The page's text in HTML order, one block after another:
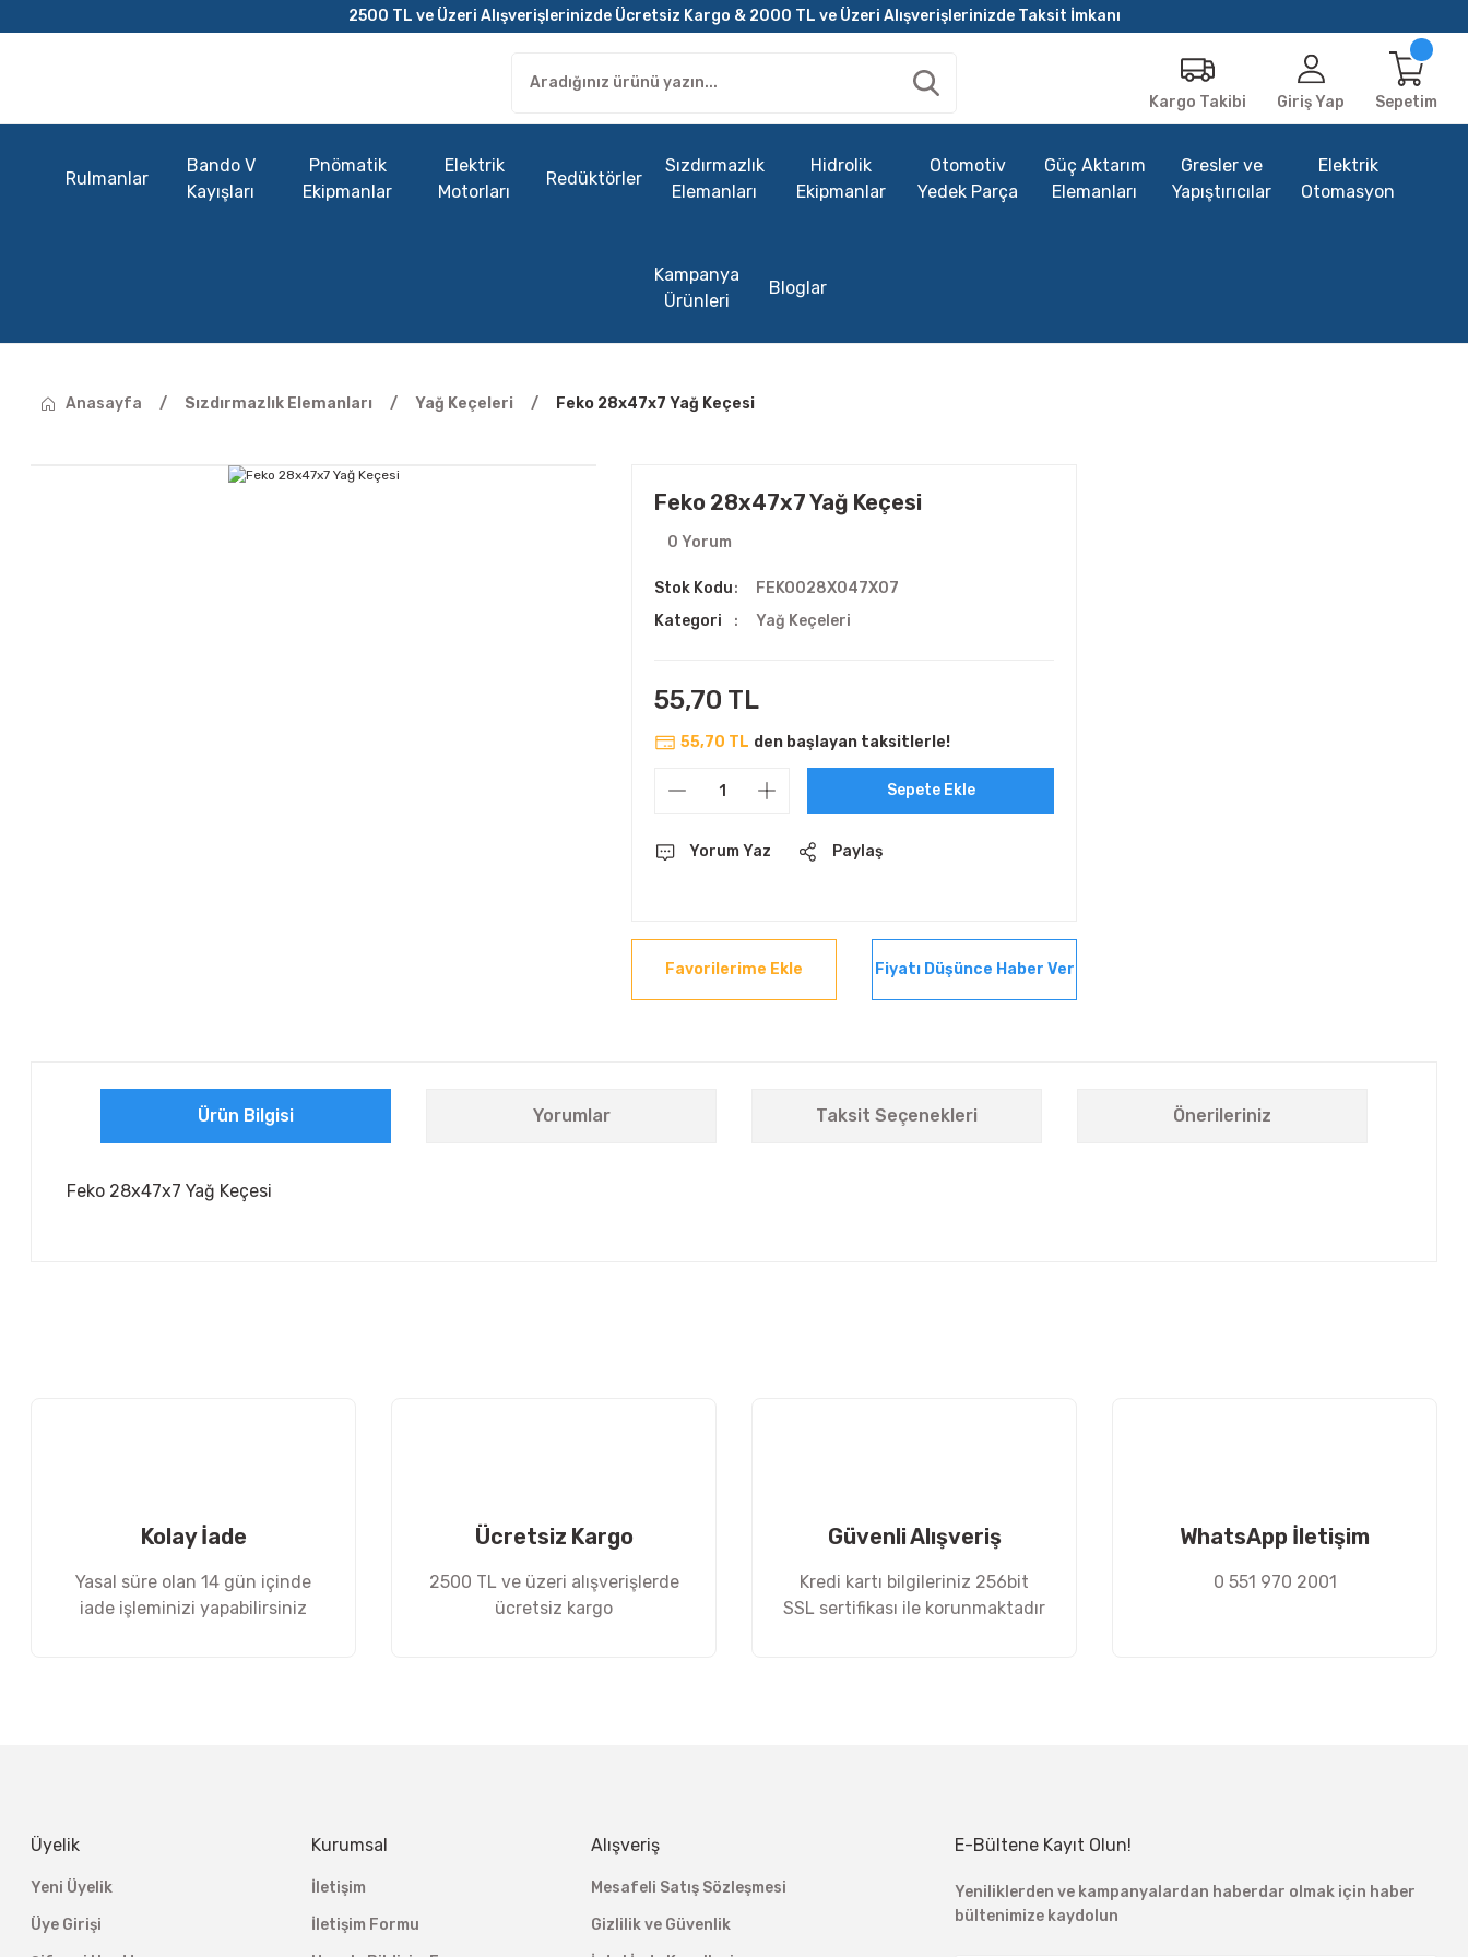
2500 TL ve Üzeri Alışverişlerinizde Ücretsiz Kargo & 2000 TL ve Üzeri Alışverişlerinizde Taksit İmkanı
Kargo Takibi Giriş Yap Sepetim
Rulmanlar
Bando V
Kayışları
Pnömatik
Ekipmanlar
Elektrik
Motorları
Redüktörler
Sızdırmazlık
Elemanları
Hidrolik
Ekipmanlar
Otomotiv
Yedek Parça
Güç Aktarım
Elemanları
Gresler ve
Yapıştırıcılar
Elektrik
Otomasyon
Kampanya
Ürünleri
Bloglar
Anasayfa Sızdırmazlık Elemanları Yağ Keçeleri Feko 28x47x7 Yağ Keçesi
Feko 28x47x7 Yağ Keçesi
0 Yorum
Stok Kodu
FEKO028X047X07
Kategori
Yağ Keçeleri
55,70 TL
55,70 TL den başlayan taksitlerle!
Sepete Ekle
Yorum Yaz Paylaş
Fiyatı Düşünce Haber Ver
Ürün Bilgisi Yorumlar Taksit Seçenekleri Önerileriniz
Feko 28x47x7 Yağ Keçesi
Kolay İade
Yasal süre olan 14 gün içinde
iade işleminizi yapabilirsiniz
Ücretsiz Kargo
2500 TL ve üzeri alışverişlerde
ücretsiz kargo
Güvenli Alışveriş
Kredi kartı bilgileriniz 256bit
SSL sertifikası ile korunmaktadır
WhatsApp İletişim
0 551 970 2001
Üyelik
Yeni Üyelik
Üye Girişi
Kurumsal
İletişim
İletişim Formu
Alışveriş
Mesafeli Satış Sözleşmesi
Gizlilik ve Güvenlik
E-Bültene Kayıt Olun!
Yeniliklerden ve kampanyalardan haberdar olmak için haber
bültenimize kaydolun